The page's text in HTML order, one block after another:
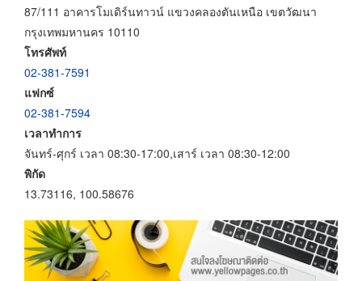
87/111 อาคารโมเดิร์นทาวน์ แขวงคลองตันเหนือ เขตวัฒนา
กรุงเทพมหานคร 10110
โทรศัพท์
02-381-7591
แฟกซ์
02-381-7594
เวลาทำการ
จันทร์-ศุกร์ เวลา 08:30-17:00,เสาร์ เวลา 08:30-12:00
พิกัด
13.73116, 100.58676